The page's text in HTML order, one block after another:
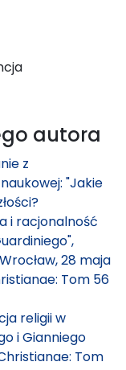
autora
z
"Jakie
i racjonalność
28 maja
Tom 56
religii w
i Gianniego
Tom